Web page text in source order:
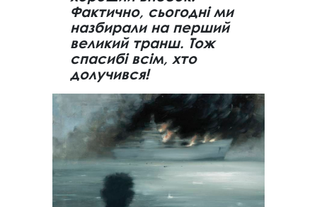
Фактично, сьогодні ми
назбирали на перший
великий транш. Тож
спасибі всім, хто
долучився!